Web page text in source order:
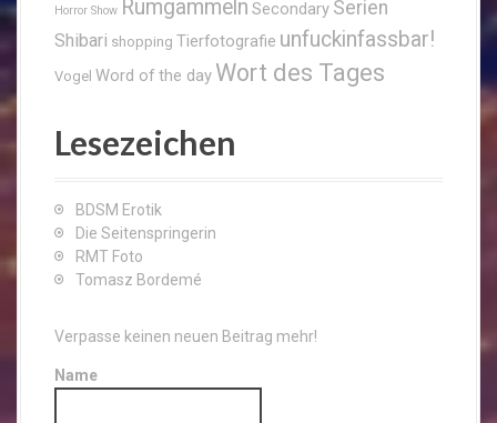
Horror Show Rumgammeln Secondary Serien
Shibari shopping Tierfotografie unfuckinfassbar!
Vogel Word of the day Wort des Tages
Lesezeichen
BDSM Erotik
Die Seitenspringerin
RMT Foto
Tomasz Bordemé
Verpasse keinen neuen Beitrag mehr!
Name